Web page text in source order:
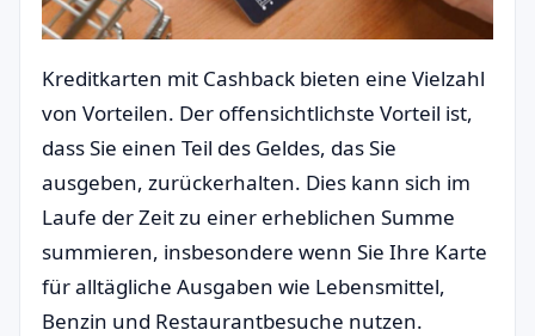
Kreditkarten mit Cashback bieten eine Vielzahl
von Vorteilen. Der offensichtlichste Vorteil ist,
dass Sie einen Teil des Geldes, das Sie
ausgeben, zurückerhalten. Dies kann sich im
Laufe der Zeit zu einer erheblichen Summe
summieren, insbesondere wenn Sie Ihre Karte
für alltägliche Ausgaben wie Lebensmittel,
Benzin und Restaurantbesuche nutzen.